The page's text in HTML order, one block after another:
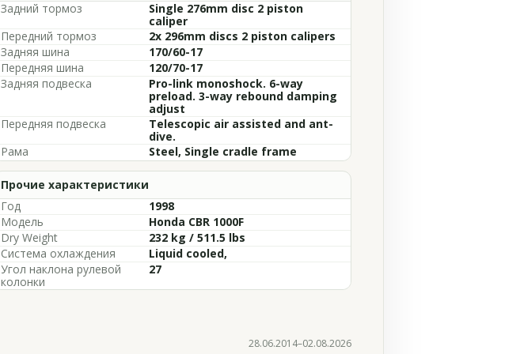
Задний тормоз
Single 276mm disc 2 piston
caliper
Передний тормоз
2x 296mm discs 2 piston calipers
Задняя шина
170/60-17
Передняя шина
120/70-17
Задняя подвеска
Pro-link monoshock. 6-way
preload. 3-way rebound damping
adjust
Передняя подвеска
Telescopic air assisted and ant-
dive.
Рама
Steel, Single cradle frame
Прочие характеристики
Год
1998
Модель
Honda CBR 1000F
Dry Weight
232 kg / 511.5 lbs
Система охлаждения
Liquid cooled,
Угол наклона рулевой
колонки
27
28.06.2014–02.08.2026